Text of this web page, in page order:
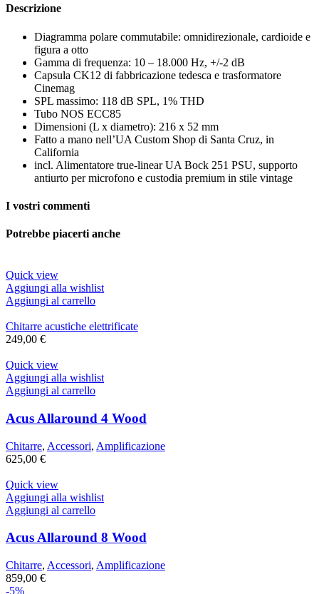
Descrizione
Diagramma polare commutabile: omnidirezionale, cardioide e
figura a otto
Gamma di frequenza: 10 – 18.000 Hz, +/-2 dB
Capsula CK12 di fabbricazione tedesca e trasformatore
Cinemag
SPL massimo: 118 dB SPL, 1% THD
Tubo NOS ECC85
Dimensioni (L x diametro): 216 x 52 mm
Fatto a mano nell’UA Custom Shop di Santa Cruz, in
California
incl. Alimentatore true-linear UA Bock 251 PSU, supporto
antiurto per microfono e custodia premium in stile vintage
I vostri commenti
Potrebbe piacerti anche
Quick view
Aggiungi alla wishlist
Aggiungi al carrello
Chitarre acustiche elettrificate
249,00 €
Quick view
Aggiungi alla wishlist
Aggiungi al carrello
Acus Allaround 4 Wood
Chitarre, Accessori, Amplificazione
625,00 €
Quick view
Aggiungi alla wishlist
Aggiungi al carrello
Acus Allaround 8 Wood
Chitarre, Accessori, Amplificazione
859,00 €
-5%